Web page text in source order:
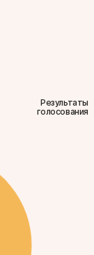
Результаты
голосования